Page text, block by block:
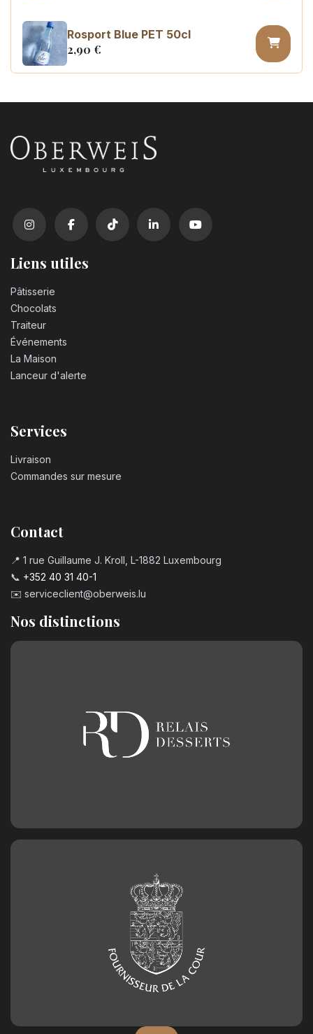
Rosport Blue PET 50cl
2,90 €
Liens utiles
Pâtisserie
Chocolats
Traiteur
Événements
La Maison
Lanceur d'alerte
Services
Livraison
Commandes sur mesure
Contact
📍 1 rue Guillaume J. Kroll, L-1882 Luxembourg
📞 +352 40 31 40-1
✉️ serviceclient@oberweis.lu
Nos distinctions